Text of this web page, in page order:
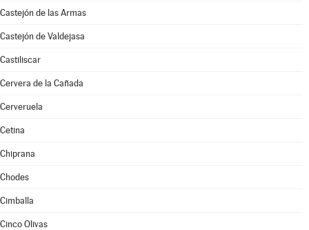
Castejón de las Armas
Castejón de Valdejasa
Castiliscar
Cervera de la Cañada
Cerveruela
Cetina
Chiprana
Chodes
Cimballa
Cinco Olivas